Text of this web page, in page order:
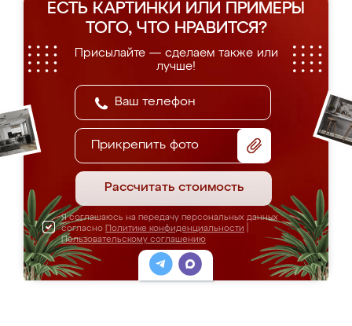
ЕСТЬ КАРТИНКИ ИЛИ ПРИМЕРЫ
ТОГО, ЧТО НРАВИТСЯ?
Присылайте — сделаем также или
лучше!
Прикрепить фото
Рассчитать стоимость
Я соглашаюсь на передачу персональных данных
согласно Политике конфиденциальности
Пользовательскому соглашению